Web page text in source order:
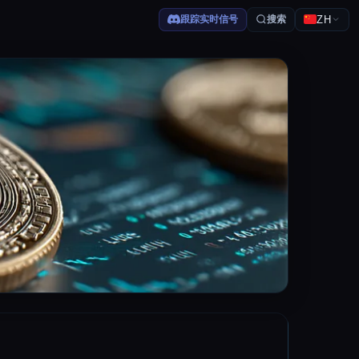
跟踪实时信号 搜索 ZH